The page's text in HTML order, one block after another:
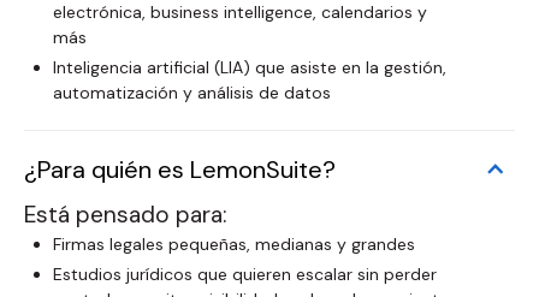
electrónica, business intelligence, calendarios y
más
Inteligencia artificial (LIA) que asiste en la gestión,
automatización y análisis de datos
¿Para quién es LemonSuite?
Está pensado para:
Firmas legales pequeñas, medianas y grandes
Estudios jurídicos que quieren escalar sin perder